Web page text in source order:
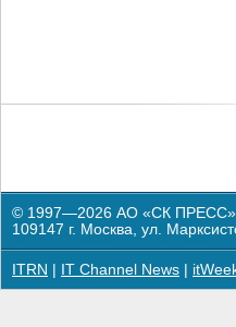
© 1997—2026 АО «СК
109147 г. Москва, ул.
ITRN IT Channel News